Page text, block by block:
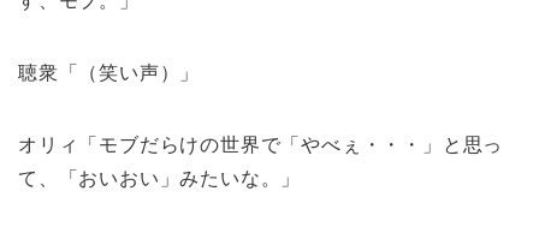
聴衆「（笑い声）」
オリィ「モブだらけの世界で「やべぇ・・・」と思っ
て、「おいおい」みたいな。」